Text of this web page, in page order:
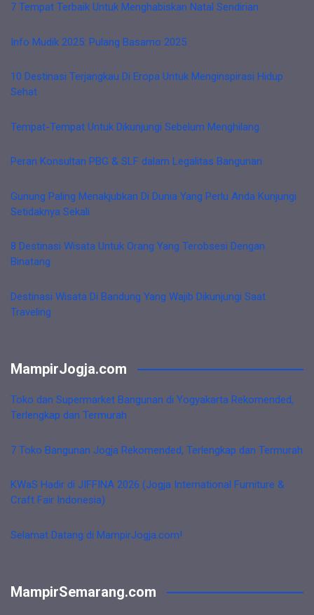
7 Tempat Terbaik Untuk Menghabiskan Natal Sendirian
Info Mudik 2025: Pulang Basamo 2025
10 Destinasi Terjangkau Di Eropa Untuk Menginspirasi Hidup
Sehat
Tempat-Tempat Untuk Dikunjungi Sebelum Menghilang
Peran Konsultan PBG & SLF dalam Legalitas Bangunan
Gunung Paling Menakjubkan Di Dunia Yang Perlu Anda Kunjungi
Setidaknya Sekali
8 Destinasi Wisata Untuk Orang Yang Terobsesi Dengan
Binatang
Destinasi Wisata Di Bandung Yang Wajib Dikunjungi Saat
Traveling
MampirJogja.com
Toko dan Supermarket Bangunan di Yogyakarta Rekomended,
Terlengkap dan Termurah
7 Toko Bangunan Jogja Rekomended, Terlengkap dan Termurah
KWaS Hadir di JIFFINA 2026 (Jogja International Furniture &
Craft Fair Indonesia)
Selamat Datang di MampirJogja.com!
MampirSemarang.com